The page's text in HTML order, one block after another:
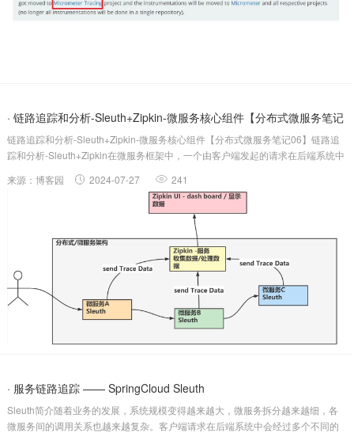
· 链路追踪和分析-Sleuth+Zipkin-微服务核心组件【分布式微服务笔记
06】
链路追踪和分析-Sleuth+Zipkin-微服务核心组件【分布式微服务笔记06】链路追
踪和分析-Sleuth+Zipkin在微服务框架中，一个由客户端发起的请求在后端系统中
形成一条复杂的分布式服务调用链路链路中的任何一...
来源：博客园 2024-07-27 241
· 服务链路追踪 —— SpringCloud Sleuth
Sleuth简介随着业务的发展，系统规模变得越来越大，微服务拆分越来越细，各
微服务间的调用关系也越来越复杂。客户端请求在后端系统中会经过多个不同的